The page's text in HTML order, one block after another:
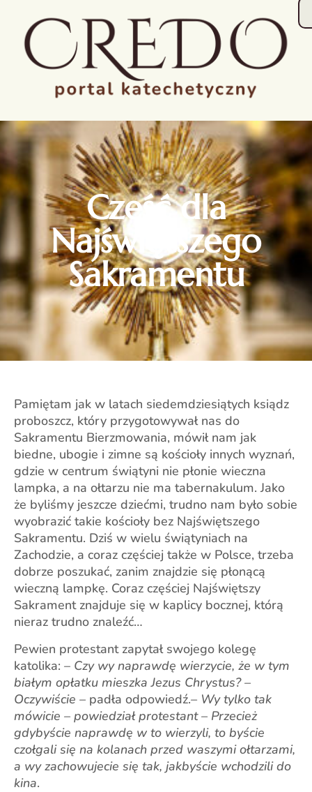
Cześć dla
Najświętszego
Sakramentu
Pamiętam jak w latach siedemdziesiątych ksiądz
proboszcz, który przygotowywał nas do
Sakramentu Bierzmowania, mówił nam jak
biedne, ubogie i zimne są kościoły innych wyznań,
gdzie w centrum świątyni nie płonie wieczna
lampka, a na ołtarzu nie ma tabernakulum. Jako
że byliśmy jeszcze dziećmi, trudno nam było sobie
wyobrazić takie kościoły bez Najświętszego
Sakramentu. Dziś w wielu świątyniach na
Zachodzie, a coraz częściej także w Polsce, trzeba
dobrze poszukać, zanim znajdzie się płonącą
wieczną lampkę. Coraz częściej Najświętszy
Sakrament znajduje się w kaplicy bocznej, którą
nieraz trudno znaleźć…
Pewien protestant zapytał swojego kolegę
katolika: – Czy wy naprawdę wierzycie, że w tym
białym opłatku mieszka Jezus Chrystus? –
Oczywiście – padła odpowiedź.– Wy tylko tak
mówicie – powiedział protestant – Przecież
gdybyście naprawdę w to wierzyli, to byście
czołgali się na kolanach przed waszymi ołtarzami,
a wy zachowujecie się tak, jakbyście wchodzili do
kina.